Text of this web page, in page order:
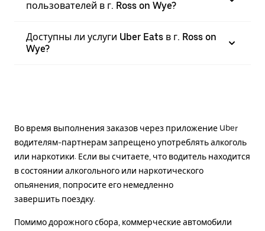
пользователей в г. Ross on Wye?
Доступны ли услуги Uber Eats в г. Ross on
Wye?
Во время выполнения заказов через приложение Uber
водителям-партнерам запрещено употреблять алкоголь
или наркотики. Если вы считаете, что водитель находится
в состоянии алкогольного или наркотического
опьянения, попросите его немедленно
завершить поездку.
Помимо дорожного сбора, коммерческие автомобили